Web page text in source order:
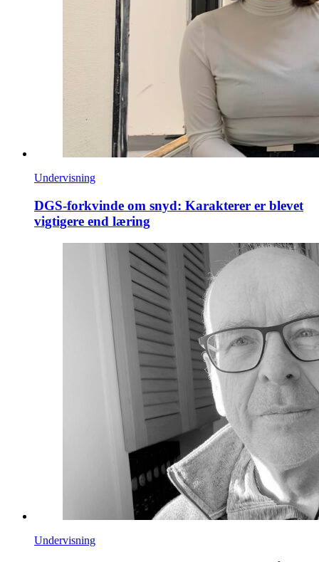
Undervisning
DGS-forkvinde om snyd: Karakterer er blevet
vigtigere end læring
Undervisning